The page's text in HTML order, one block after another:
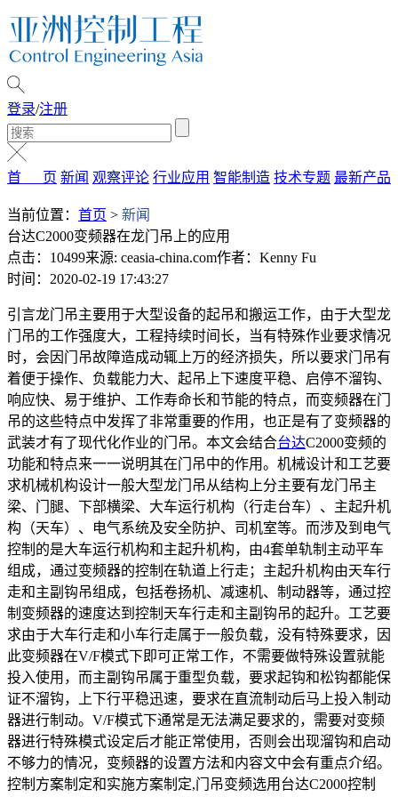
登录/注册
首 页 新闻 观察评论 行业应用 智能制造 技术专题 最新产品
当前位置： 首页 > 新闻
台达C2000变频器在龙门吊上的应用
点击：10499来源: ceasia-china.com作者：Kenny Fu
时间：2020-02-19 17:43:27
引言龙门吊主要用于大型设备的起吊和搬运工作，由于大型龙
门吊的工作强度大，工程持续时间长，当有特殊作业要求情况
时，会因门吊故障造成动辄上万的经济损失，所以要求门吊有
着便于操作、负载能力大、起吊上下速度平稳、启停不溜钩、
响应快、易于维护、工作寿命长和节能的特点，而变频器在门
吊的这些特点中发挥了非常重要的作用，也正是有了变频器的
武装才有了现代化作业的门吊。本文会结合台达C2000变频的
功能和特点来一一说明其在门吊中的作用。机械设计和工艺要
求机械机构设计一般大型龙门吊从结构上分主要有龙门吊主
梁、门腿、下部横梁、大车运行机构（行走台车）、主起升机
构（天车）、电气系统及安全防护、司机室等。而涉及到电气
控制的是大车运行机构和主起升机构，由4套单轨制主动平车
组成，通过变频器的控制在轨道上行走；主起升机构由天车行
走和主副钩吊组成，包括卷扬机、减速机、制动器等，通过控
制变频器的速度达到控制天车行走和主副钩吊的起升。工艺要
求由于大车行走和小车行走属于一般负载，没有特殊要求，因
此变频器在V/F模式下即可正常工作，不需要做特殊设置就能
投入使用，而主副钩吊属于重型负载，要求起钩和松钩都能保
证不溜钩，上下行平稳迅速，要求在直流制动后马上投入制动
器进行制动。V/F模式下通常是无法满足要求的，需要对变频
器进行特殊模式设定后才能正常使用，否则会出现溜钩和启动
不够力的情况，变频器的设置方法和内容文中会有重点介绍。
控制方案制定和实施方案制定,门吊变频选用台达C2000控制